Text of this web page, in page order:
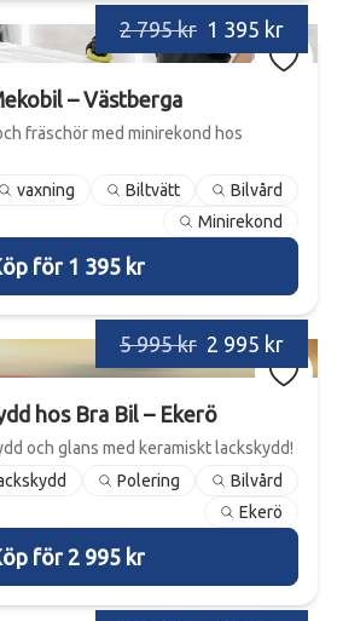
2 795 kr 1 395 kr
– Västberga
fräschör med minirekond hos
vaxning Biltvätt
Bilvård
Minirekond
Köp för 1 395 kr
5 995 kr 2 995 kr
hos Bra Bil – Ekerö
och glans med keramiskt lackskydd!
Polering
Bilvård
Ekerö
Köp för 2 995 kr